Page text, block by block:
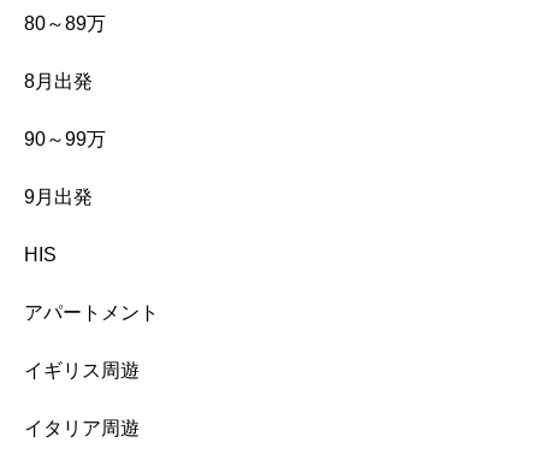
80～89万
8月出発
90～99万
9月出発
HIS
アパートメント
イギリス周遊
イタリア周遊